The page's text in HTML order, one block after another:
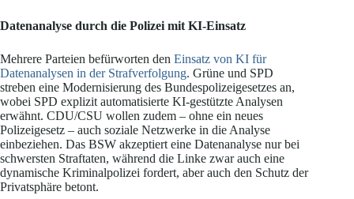
Datenanalyse durch die Polizei mit KI-Einsatz
Mehrere Parteien befürworten den Einsatz von KI für
Datenanalysen in der Strafverfolgung. Grüne und SPD
streben eine Modernisierung des Bundespolizeigesetzes an,
wobei SPD explizit automatisierte KI-gestützte Analysen
erwähnt. CDU/CSU wollen zudem – ohne ein neues
Polizeigesetz – auch soziale Netzwerke in die Analyse
einbeziehen. Das BSW akzeptiert eine Datenanalyse nur bei
schwersten Straftaten, während die Linke zwar auch eine
dynamische Kriminalpolizei fordert, aber auch den Schutz der
Privatsphäre betont.